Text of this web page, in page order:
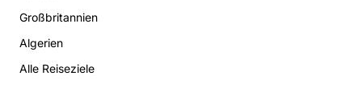
Großbritannien
Algerien
Alle Reiseziele